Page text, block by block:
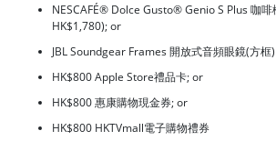
NESCAFÉ® Dolce Gusto® Genio S Plus 咖
HK$1,780); or
JBL Soundgear Frames 開放式音頻眼鏡(方
HK$800 Apple Store禮品卡; or
HK$800 惠康購物現金券; or
HK$800 HKTVmall電子購物禮券